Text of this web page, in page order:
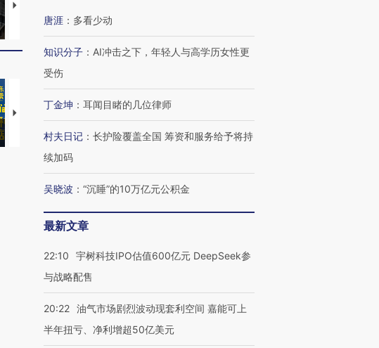
视线｜HYROX的吸金
术：是什么让中产们甘
【推广】走进第四届链博
有意思的生活方式·第三对
住三大增长引擎是什么？
唐涯 ： 多看少动
知识分子 ： AI冲击之下，年轻人与高学历女性更
受伤
丁金坤 ： 耳闻目睹的几位律师
村夫日记 ： 长护险覆盖全国 筹资和服务给予将持
续加码
吴晓波 ： “沉睡”的10万亿元公积金
最新文章
22:10
宇树科技IPO估值600亿元 DeepSeek参
与战略配售
20:22 油气市场剧烈波动现套利空间 嘉能可上
半年扭亏、净利增超50亿美元